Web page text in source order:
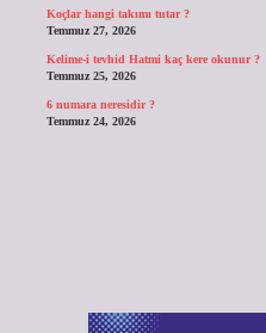
Koçlar hangi takımı tutar ?
Temmuz 27, 2026
Kelime-i tevhid Hatmi kaç kere okunur ?
Temmuz 25, 2026
6 numara neresidir ?
Temmuz 24, 2026